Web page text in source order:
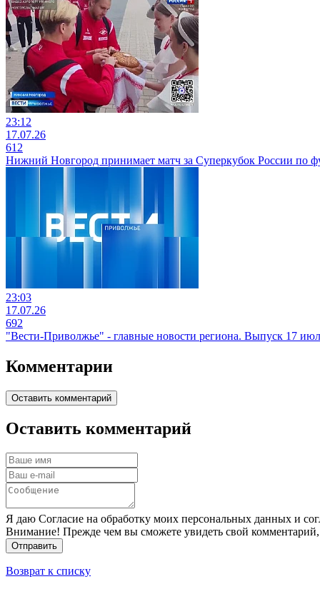
23:12
17.07.26
612
Нижний Новгород принимает матч за Суперкубок России по
23:03
17.07.26
692
"Вести-Приволжье" - главные новости региона. Выпуск 17
Комментарии
Оставить комментарий
Оставить комментарий
Я даю Согласие на обработку моих персональных данных и
Внимание! Прежде чем вы сможете увидеть свой комментарий,
Отправить
Возврат к списку